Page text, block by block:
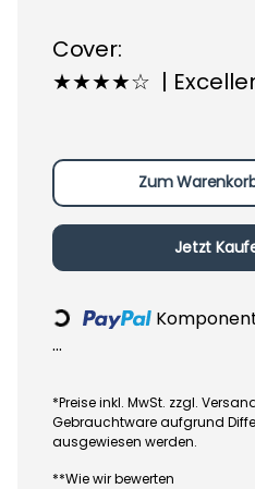
Cover:
★★★★☆ |
Zum
Jetzt
Loading...
...
*Preise inkl. MwSt. zzgl.
Gebrauchtware aufgrund
ausgewiesen werden.
**Wie wir bewerten